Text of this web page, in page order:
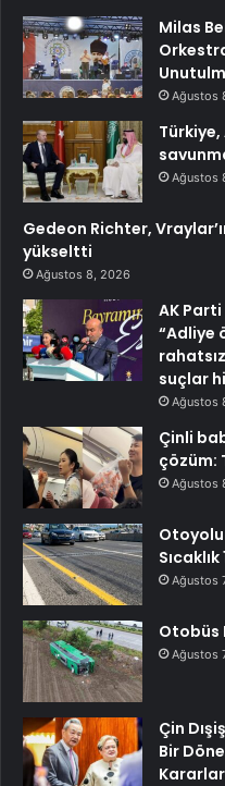
Milas
Ağustos
Ağustos
Gedeon Richter,
yükseltti
Ağustos 8, 2026
AK Parti
“Adliye
suçlar
Ağustos
Çinli
çözüm:
Ağustos
Ağustos
Otobüs
Ağustos
Çin
Bir